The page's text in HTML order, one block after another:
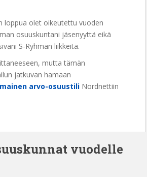
loppua olet oikeutettu vuoden
osuuskuntani jäsenyyttä eikä
S-Ryhmän liikkeitä.
mutta tämän
jatkuvan hamaan
arvo-osuustili Nordnettiin
vuodelle